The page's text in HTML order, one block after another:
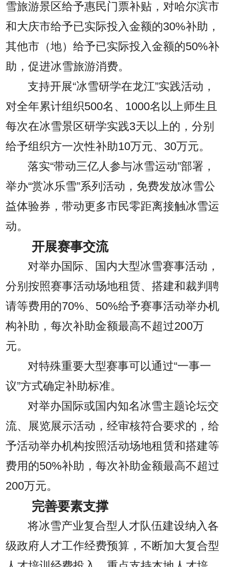
雪旅游景区给予惠民门票补贴，对哈尔滨市
和大庆市给予已实际投入金额的30%补助，
其他市（地）给予已实际投入金额的50%补
助，促进冰雪旅游消费。
支持开展“冰雪研学在龙江”实践活动，
对全年累计组织500名、1000名以上师生且
每次在冰雪景区研学实践3天以上的，分别
给予组织方一次性补助10万元、30万元。
落实“带动三亿人参与冰雪运动”部署，
举办“赏冰乐雪”系列活动，免费发放冰雪公
益体验券，带动更多市民零距离接触冰雪运
动。
开展赛事交流
对举办国际、国内大型冰雪赛事活动，
分别按照赛事活动场地租赁、搭建和裁判聘
请等费用的70%、50%给予赛事活动举办机
构补助，每次补助金额最高不超过200万
元。
对特殊重要大型赛事可以通过“一事一
议”方式确定补助标准。
对举办国际或国内知名冰雪主题论坛交
流、展览展示活动，经审核符合要求的，给
予活动举办机构按照活动场地租赁和搭建等
费用的50%补助，每次补助金额最高不超过
200万元。
完善要素支撑
将冰雪产业复合型人才队伍建设纳入各
级政府人才工作经费预算，不断加大复合型